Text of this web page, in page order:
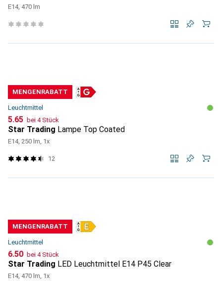
E14, 470 lm
MENGENRABATT
Leuchtmittel
CHF
5.65 bei 4 Stück
Star Trading Lampe Top Coated
E14, 250 lm, 1x
12
MENGENRABATT
Leuchtmittel
CHF
6.50 bei 4 Stück
Star Trading LED Leuchtmittel E14 P45 Clear
E14, 470 lm, 1x